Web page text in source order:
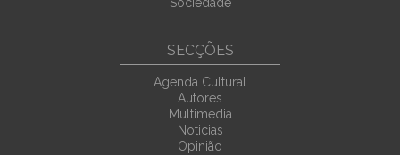
Sociedade
SECÇÕES
Agenda Cultural
Autores
Multimedia
Noticias
Opinião